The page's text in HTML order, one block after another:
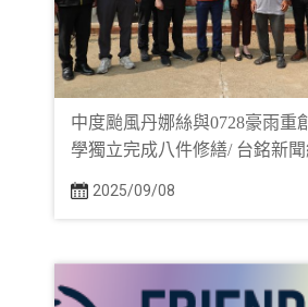
中度颱風丹娜絲與0728豪雨重
學獨立完成八件修繕/ 台銘新聞
2025/09/08